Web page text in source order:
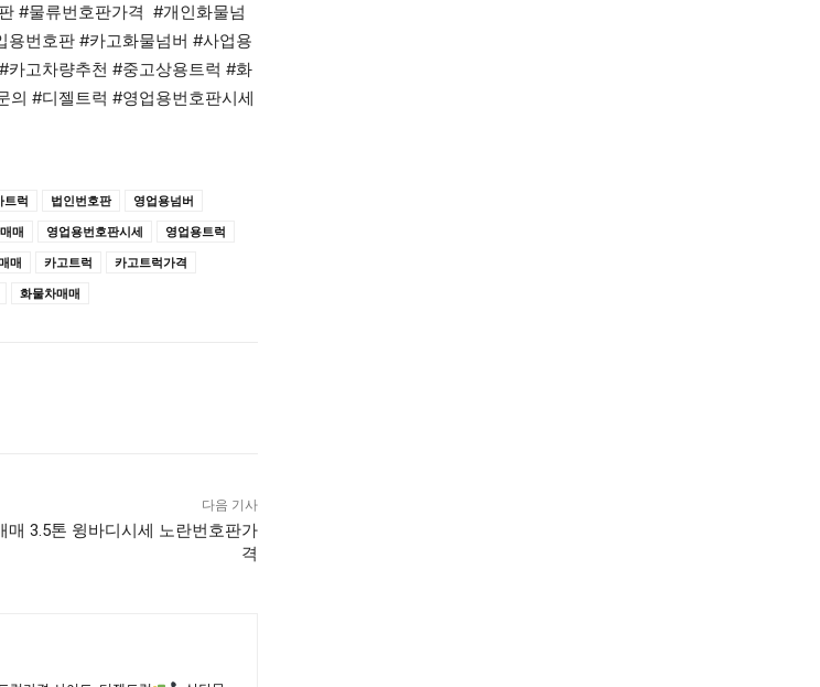
#물류번호판가격 #개인화물넘
번호판 #카고화물넘버 #사업용
고차량추천 #중고상용트럭 #화
의 #디젤트럭 #영업용번호판시세
트럭 법인번호판
영업용넘버
매 영업용번호판시세
영업용트럭
매 카고트럭
카고트럭가격
화물차매매
다음 기사
매 3.5톤 윙바디시세 노란번호판가
격